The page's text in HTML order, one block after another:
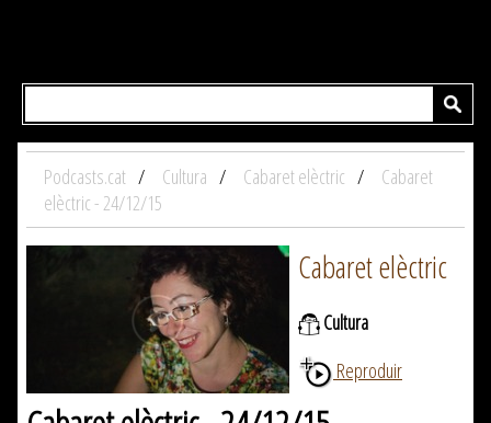
Podcasts.cat Cultura Cabaret elèctric
Cabaret
elèctric - 24/12/15
Cabaret elèctric
Cultura
Reproduir